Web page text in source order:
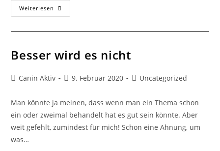
Weiterlesen
Besser wird es nicht
Canin Aktiv 9. Februar 2020 Uncategorized
Man könnte ja meinen, dass wenn man ein Thema schon
ein oder zweimal behandelt hat es gut sein könnte. Aber
weit gefehlt, zumindest für mich! Schon eine Ahnung, um
was…